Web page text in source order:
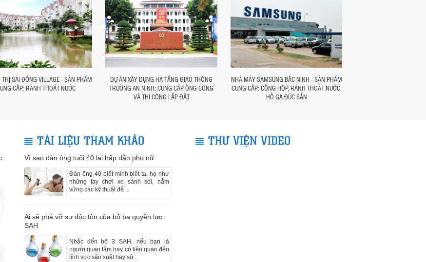
SÀI ĐỒNG VILLAGE - SẢN PHẨM
CẤP: RÃNH THOÁT NƯỚC
DỰ ÁN XÂY DỰNG HẠ TẦNG GIAO THÔNG
TRƯỜNG AN NINH: CUNG CẤP ỐNG CỐNG
VÀ THI CÔNG LẮP ĐẶT
NHÀ MÁY SAMSUNG BẮC NINH - SẢN PHẨM
CUNG CẤP: CỐNG HỘP, RÃNH THOÁT NƯỚC,
HỐ GA ĐÚC SẴN
TÀI LIỆU THAM KHẢO
Vì sao đàn ông tuổi 40 lại hấp dẫn phụ nữ
Đàn ông 40 biết mình biết ta, họ như
những tay chơi xe sành sỏi, nắm
vững các kỹ thuật để ...
Ai sẽ phá vỡ sự độc tôn của bộ ba quyền lực
SAH
Nhắc đến bộ 3 SAH, nếu bạn là
người quan tâm hay có liên quan đến
lĩnh vực sản xuất hay sử...
THƯ VIỆN VIDEO